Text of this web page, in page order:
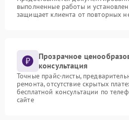
выполненные работы и
защищает клиента от повторных
Прозрачное
консультация
Точные прайс-листы,
ремонта, отсутствие скрытых
бесплатной консультации по
сайте